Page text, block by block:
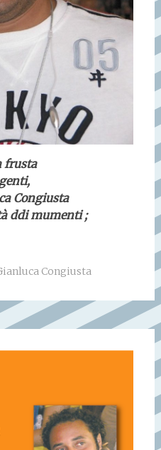
frusta
Congiusta
ddi mumenti ;
Congiusta